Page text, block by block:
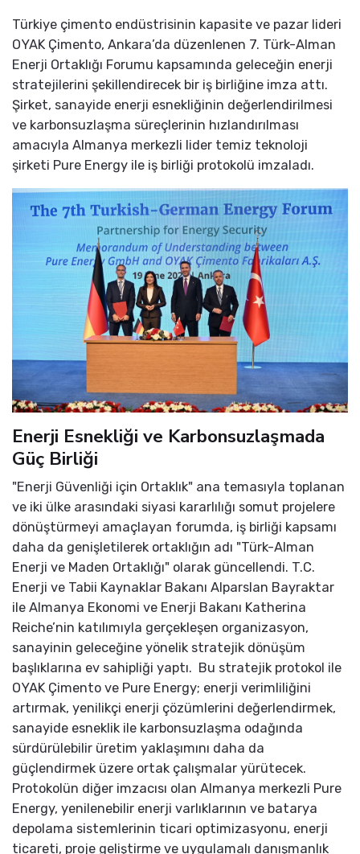
Türkiye çimento endüstrisinin kapasite ve pazar lideri
OYAK Çimento, Ankara’da düzenlenen 7. Türk-Alman
Enerji Ortaklığı Forumu kapsamında geleceğin enerji
stratejilerini şekillendirecek bir iş birliğine imza attı.
Şirket, sanayide enerji esnekliğinin değerlendirilmesi
ve karbonsuzlaşma süreçlerinin hızlandırılması
amacıyla Almanya merkezli lider temiz teknoloji
şirketi Pure Energy ile iş birliği protokolü imzaladı.
Enerji Esnekliği ve Karbonsuzlaşmada
Güç Birliği
"Enerji Güvenliği için Ortaklık" ana temasıyla toplanan
ve iki ülke arasındaki siyasi kararlılığı somut projelere
dönüştürmeyi amaçlayan forumda, iş birliği kapsamı
daha da genişletilerek ortaklığın adı "Türk-Alman
Enerji ve Maden Ortaklığı" olarak güncellendi. T.C.
Enerji ve Tabii Kaynaklar Bakanı Alparslan Bayraktar
ile Almanya Ekonomi ve Enerji Bakanı Katherina
Reiche’nin katılımıyla gerçekleşen organizasyon,
sanayinin geleceğine yönelik stratejik dönüşüm
başlıklarına ev sahipliği yaptı. Bu stratejik protokol ile
OYAK Çimento ve Pure Energy; enerji verimliliğini
artırmak, yenilikçi enerji çözümlerini değerlendirmek,
sanayide esneklik ile karbonsuzlaşma odağında
sürdürülebilir üretim yaklaşımını daha da
güçlendirmek üzere ortak çalışmalar yürütecek.
Protokolün diğer imzacısı olan Almanya merkezli Pure
Energy, yenilenebilir enerji varlıklarının ve batarya
depolama sistemlerinin ticari optimizasyonu, enerji
ticareti, proje geliştirme ve uygulamalı danışmanlık